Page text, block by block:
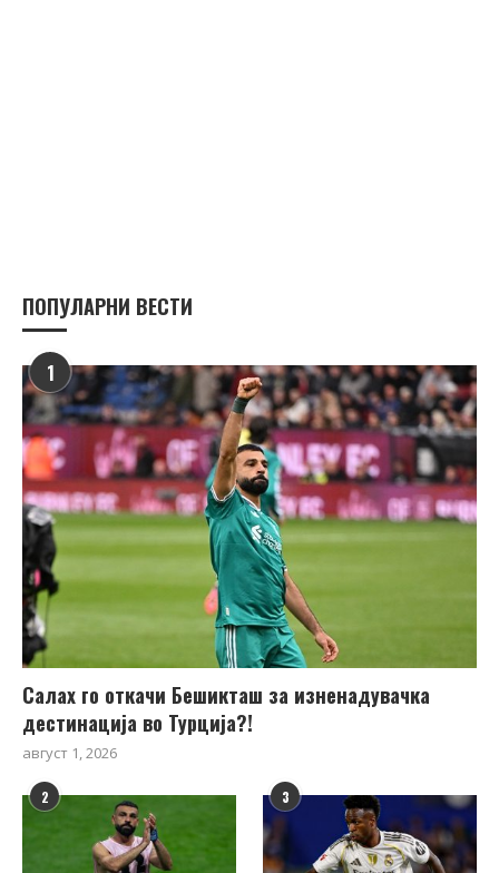
ПОПУЛАРНИ ВЕСТИ
1
Салах го откачи Бешикташ за изненадувачка
дестинација во Турција?!
август 1, 2026
2 3